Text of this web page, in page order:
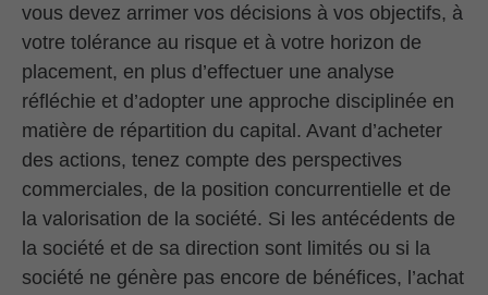
vous devez arrimer vos décisions à vos objectifs, à
votre tolérance au risque et à votre horizon de
placement, en plus d’effectuer une analyse
réfléchie et d’adopter une approche disciplinée en
matière de répartition du capital. Avant d’acheter
des actions, tenez compte des perspectives
commerciales, de la position concurrentielle et de
la valorisation de la société. Si les antécédents de
la société et de sa direction sont limités ou si la
société ne génère pas encore de bénéfices, l’achat